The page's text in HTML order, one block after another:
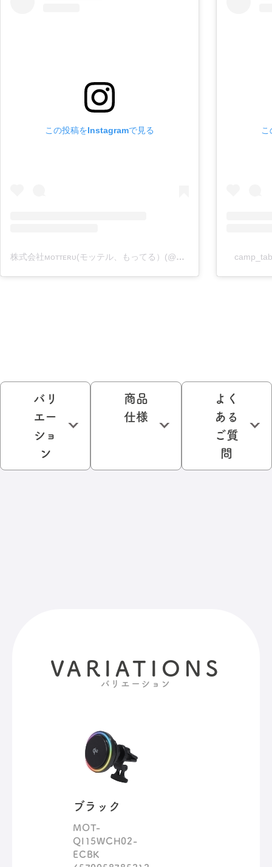
この投稿をInstagramで見る
株式会社ᴍᴏᴛᴛᴇʀᴜ(モッテル、もってる）(@motteru_enjoy)がシェアした投稿
バリ
エー
ショ
ン
商品
仕様
よく
ある
ご質
問
VARIATIONS
バリエーション
ブラック
MOT-
QI15WCH02-
ECBK